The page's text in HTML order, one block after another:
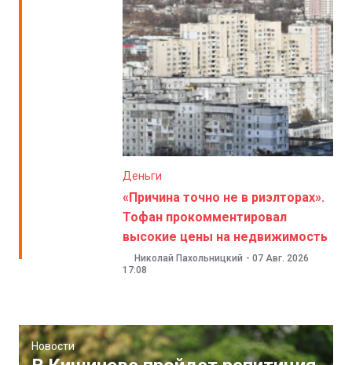
Деньги
«Причина точно не в риэлторах».
Тофан прокомментировал
высокие цены на недвижимость
Николай Пахольницкий - 07 Авг. 2026
17:08
Новости